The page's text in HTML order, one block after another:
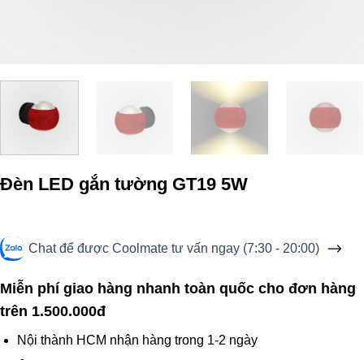
Đèn LED gắn tường GT19 5W
Chat để được Coolmate tư vấn ngay (7:30 - 20:00)
Miễn phí giao hàng nhanh toàn quốc cho đơn hàng
trên 1.500.000đ
Nội thành HCM nhận hàng trong 1-2 ngày